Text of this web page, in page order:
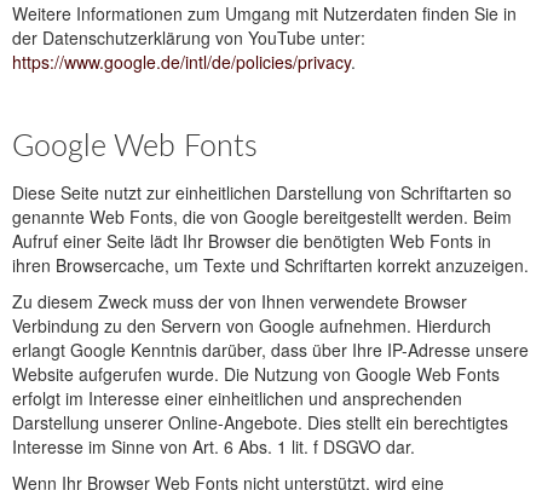
Weitere Informationen zum Umgang mit Nutzerdaten finden Sie in
der Datenschutzerklärung von YouTube unter:
https://www.google.de/intl/de/policies/privacy.
Google Web Fonts
Diese Seite nutzt zur einheitlichen Darstellung von Schriftarten so
genannte Web Fonts, die von Google bereitgestellt werden. Beim
Aufruf einer Seite lädt Ihr Browser die benötigten Web Fonts in
ihren Browsercache, um Texte und Schriftarten korrekt anzuzeigen.
Zu diesem Zweck muss der von Ihnen verwendete Browser
Verbindung zu den Servern von Google aufnehmen. Hierdurch
erlangt Google Kenntnis darüber, dass über Ihre IP-Adresse unsere
Website aufgerufen wurde. Die Nutzung von Google Web Fonts
erfolgt im Interesse einer einheitlichen und ansprechenden
Darstellung unserer Online-Angebote. Dies stellt ein berechtigtes
Interesse im Sinne von Art. 6 Abs. 1 lit. f DSGVO dar.
Wenn Ihr Browser Web Fonts nicht unterstützt, wird eine